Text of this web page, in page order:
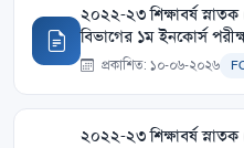
২০২২-২৩ শিক্ষাবর্ষ স্নাতক
বিভাগের ১ম ইনকোর্স
প্রকাশিত: ১০-০৬-২০২৬
২০২২-২৩ শিক্ষাবর্ষ স্নাতক